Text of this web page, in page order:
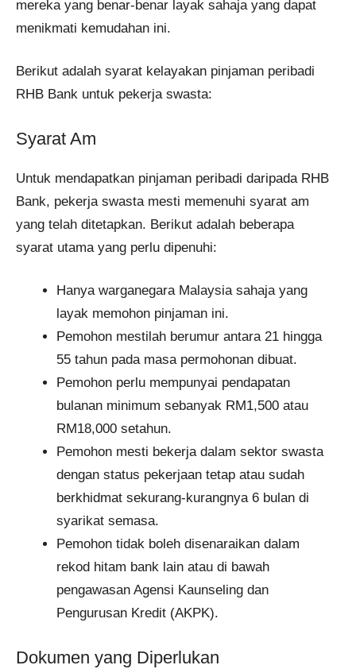
mereka yang benar-benar layak sahaja yang dapat
menikmati kemudahan ini.
Berikut adalah syarat kelayakan pinjaman peribadi
RHB Bank untuk pekerja swasta:
Syarat Am
Untuk mendapatkan pinjaman peribadi daripada RHB
Bank, pekerja swasta mesti memenuhi syarat am
yang telah ditetapkan. Berikut adalah beberapa
syarat utama yang perlu dipenuhi:
Hanya warganegara Malaysia sahaja yang
layak memohon pinjaman ini.
Pemohon mestilah berumur antara 21 hingga
55 tahun pada masa permohonan dibuat.
Pemohon perlu mempunyai pendapatan
bulanan minimum sebanyak RM1,500 atau
RM18,000 setahun.
Pemohon mesti bekerja dalam sektor swasta
dengan status pekerjaan tetap atau sudah
berkhidmat sekurang-kurangnya 6 bulan di
syarikat semasa.
Pemohon tidak boleh disenaraikan dalam
rekod hitam bank lain atau di bawah
pengawasan Agensi Kaunseling dan
Pengurusan Kredit (AKPK).
Dokumen yang Diperlukan